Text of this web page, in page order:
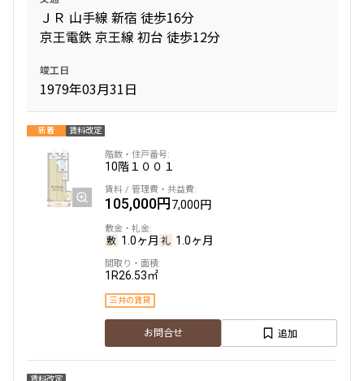
ＪＲ 山手線 新宿 徒歩16分
京王電鉄 京王線 初台 徒歩12分
竣工日
1979年03月31日
新着 賃料改定
10階１００１
105,000円7,000円
1.0ヶ月 1.0ヶ月
1R26.53㎡
三井の賃貸
お問合せ 追加
賃料改定